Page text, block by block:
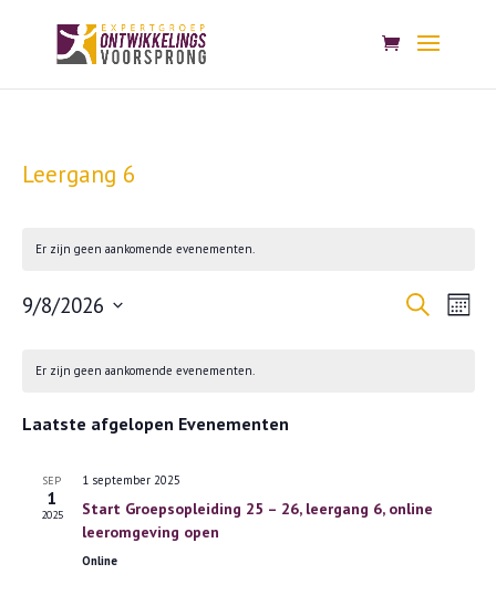
Leergang 6
Er zijn geen aankomende evenementen.
Zoeken
Maand
9/8/2026
een
datum.
van
Evenementen
Er zijn geen aankomende evenementen.
Laatste afgelopen Evenementen
SEP
1
2025
1 september 2025
Start Groepsopleiding 25 – 26, leergang 6, online
leeromgeving open
Online